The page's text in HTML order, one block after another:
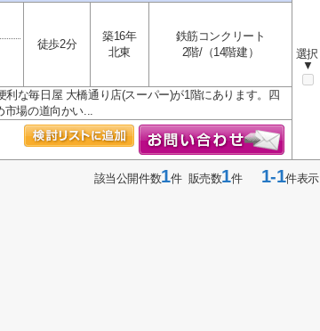
選択
▼
徒歩2分
築16年
北東
鉄筋コンクリート
2階/（14階建）
な毎日屋 大橋通り店(スーパー)が1階にあります。四
市場の道向かい...
該当公開件数1件 販売数1件1-1件表示